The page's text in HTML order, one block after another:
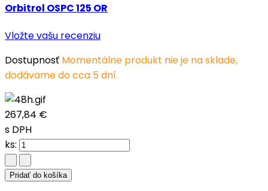
Orbitrol OSPC 125 OR
Vložte vašu recenziu
Dostupnosť Momentálne produkt nie je na sklade,
dodávame do cca 5 dní.
267,84 €
s DPH
ks:
Pridať do košíka